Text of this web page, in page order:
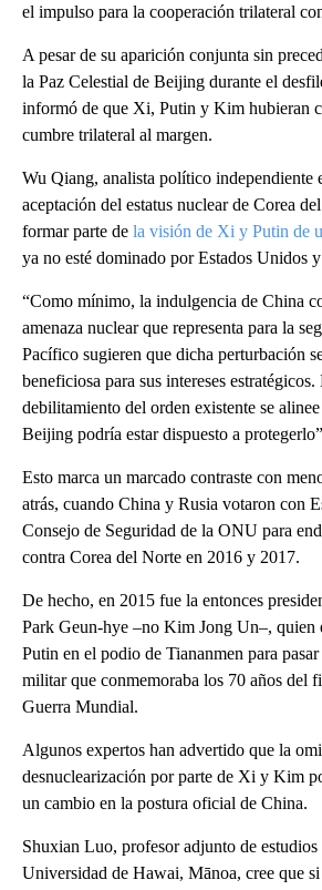
el impulso para la cooperación trilateral
A pesar de su aparición conjunta sin
la Paz Celestial de Beijing durante el
informó de que Xi, Putin y Kim hubieran
cumbre trilateral al margen.
Wu Qiang, analista político independiente
aceptación del estatus nuclear de Corea
formar parte de la visión de Xi y Putin de
ya no esté dominado por Estados Unidos
“Como mínimo, la indulgencia de China
amenaza nuclear que representa para la
Pacífico sugieren que dicha perturbación
beneficiosa para sus intereses
debilitamiento del orden existente se
Beijing podría estar dispuesto a
Esto marca un marcado contraste con
atrás, cuando China y Rusia votaron con
Consejo de Seguridad de la ONU para
contra Corea del Norte en 2016 y 2017.
De hecho, en 2015 fue la entonces
Park Geun-hye –no Kim Jong Un–,
Putin en el podio de Tiananmen para
militar que conmemoraba los 70 años del
Guerra Mundial.
Algunos expertos han advertido que la
desnuclearización por parte de Xi y Kim
un cambio en la postura oficial de China.
Shuxian Luo, profesor adjunto de estudios
Universidad de Hawai, Mānoa, cree que